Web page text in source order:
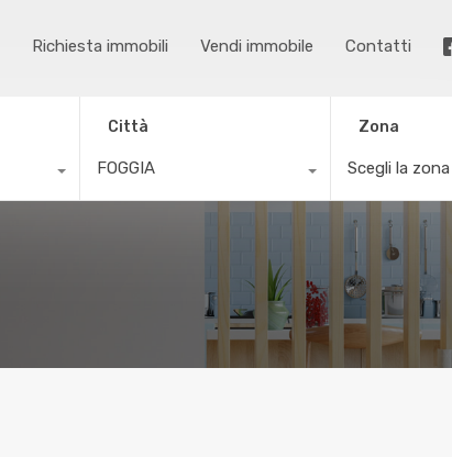
Richiesta immobili Vendi immobile Contatti
Città
FOGGIA
Zona
Scegli la zona